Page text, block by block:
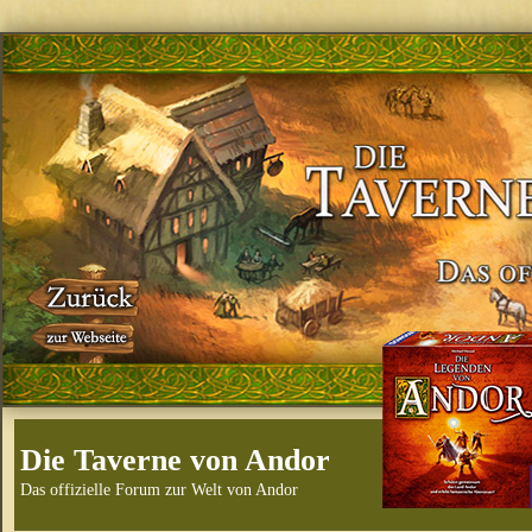
Die Taverne von Andor
Das offizielle Forum zur Welt von Andor